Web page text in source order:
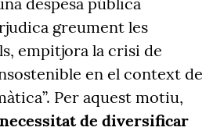
greument les
empitjora la crisi de
en el context de
Per aquest motiu,
de diversificar